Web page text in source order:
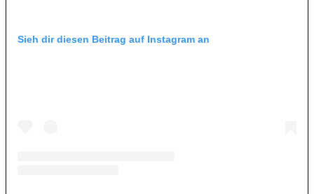
Sieh dir diesen Beitrag auf Instagram an